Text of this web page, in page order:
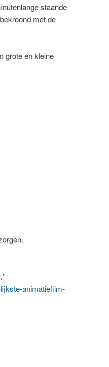
staande
met de
grote én kleine
animatiefilm-